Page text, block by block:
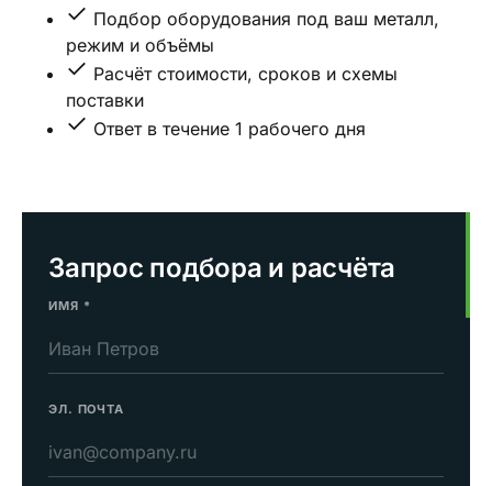
Подбор оборудования под ваш металл,
режим и объёмы
Расчёт стоимости, сроков и схемы
поставки
Ответ в течение 1 рабочего дня
Запрос подбора и расчёта
ИМЯ *
ЭЛ. ПОЧТА